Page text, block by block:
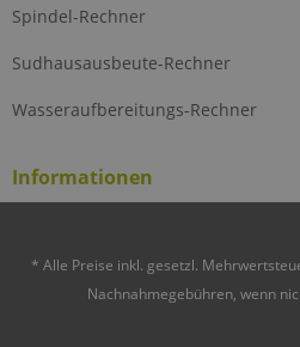
Spindel-Rechner
Sudhausausbeute-Rechner
Wasseraufbereitungs-Rechner
Informationen
* Alle Preise inkl. gesetzl.
Nachnahmegebühren, wenn